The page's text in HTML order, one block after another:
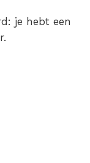
je hebt een